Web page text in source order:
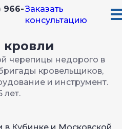
966-Заказать
консультацию
черепицы недорого в
кровельщиков,
и инструмент.
лет.